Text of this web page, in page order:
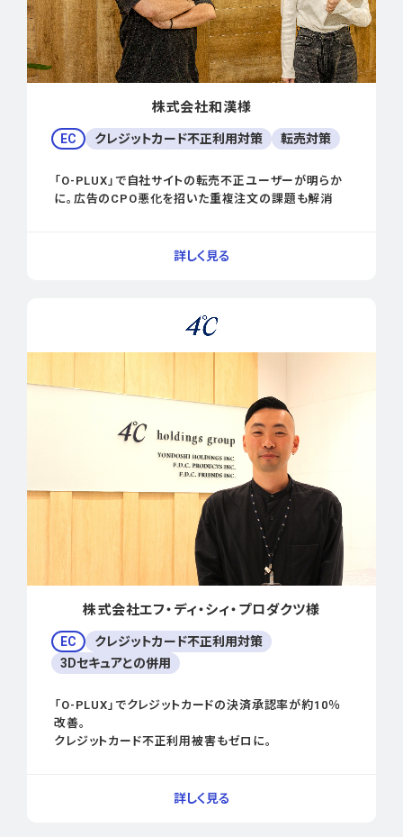
株式会社和漢様
EC クレジットカード不正利用対策 転売対策
「O-PLUX」で自社サイトの転売不正ユーザーが明らか
に。広告のCPO悪化を招いた重複注文の課題も解消
株式会社エフ・ディ・シィ・プロダクツ様
EC
クレジットカード不正利用対策
3Dセキュアとの併用
「O-PLUX」でクレジットカードの決済承認率が約10％
改善。
クレジットカード不正利用被害もゼロに。